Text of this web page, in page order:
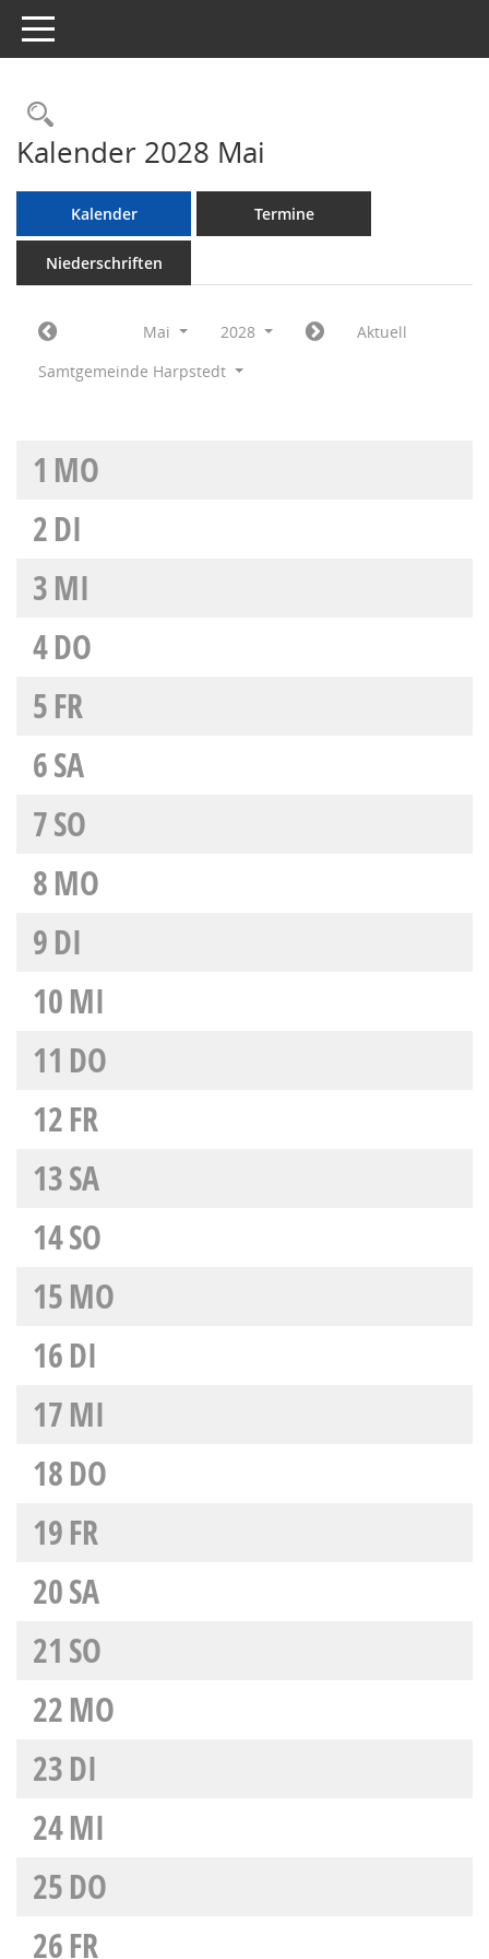
Toggle navigation
Rechercheauswahl
Kalender 2028 Mai
Kalender Termine
Niederschriften
Mai 2028
Aktuell
Samtgemeinde Harpstedt
1 MO
2DI
3MI
4DO
5FR
6SA
7SO
8MO
9DI
10MI
11 DO
12FR
13SA
14SO
15MO
16DI
17MI
18DO
19FR
20SA
21 SO
22MO
23DI
24MI
25DO
26FR